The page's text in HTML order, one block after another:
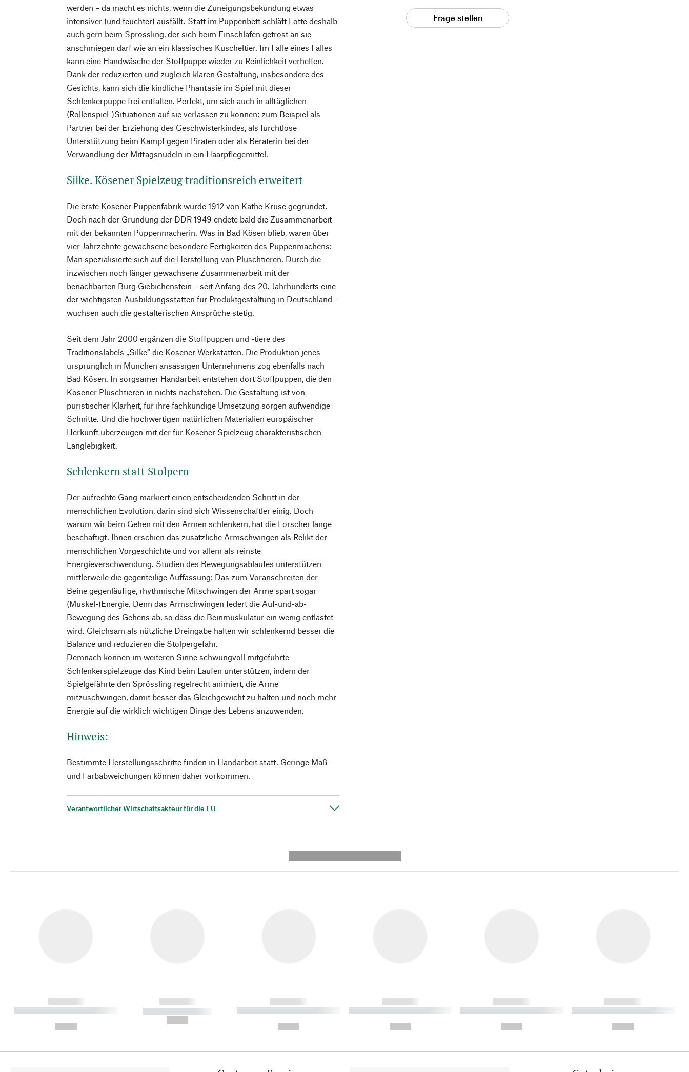
werden – da macht es nichts, wenn die Zuneigungsbekundung etwas
intensiver (und feuchter) ausfällt. Statt im Puppenbett schläft Lotte deshalb
auch gern beim Sprössling, der sich beim Einschlafen getrost an sie
anschmiegen darf wie an ein klassisches Kuscheltier. Im Falle eines Falles
kann eine Handwäsche der Stoffpuppe wieder zu Reinlichkeit verhelfen.
Dank der reduzierten und zugleich klaren Gestaltung, insbesondere des
Gesichts, kann sich die kindliche Phantasie im Spiel mit dieser
Schlenkerpuppe frei entfalten. Perfekt, um sich auch in alltäglichen
(Rollenspiel-)Situationen auf sie verlassen zu können: zum Beispiel als
Partner bei der Erziehung des Geschwisterkindes, als furchtlose
Unterstützung beim Kampf gegen Piraten oder als Beraterin bei der
Verwandlung der Mittagsnudeln in ein Haarpflegemittel.
Silke. Kösener Spielzeug traditionsreich erweitert
Die erste Kösener Puppenfabrik wurde 1912 von Käthe Kruse gegründet.
Doch nach der Gründung der DDR 1949 endete bald die Zusammenarbeit
mit der bekannten Puppenmacherin. Was in Bad Kösen blieb, waren über
vier Jahrzehnte gewachsene besondere Fertigkeiten des Puppenmachens:
Man spezialisierte sich auf die Herstellung von Plüschtieren. Durch die
inzwischen noch länger gewachsene Zusammenarbeit mit der
benachbarten Burg Giebichenstein – seit Anfang des 20. Jahrhunderts eine
der wichtigsten Ausbildungsstätten für Produktgestaltung in Deutschland –
wuchsen auch die gestalterischen Ansprüche stetig.
Seit dem Jahr 2000 ergänzen die Stoffpuppen und -tiere des
Traditionslabels „Silke“ die Kösener Werkstätten. Die Produktion jenes
ursprünglich in München ansässigen Unternehmens zog ebenfalls nach
Bad Kösen. In sorgsamer Handarbeit entstehen dort Stoffpuppen, die den
Kösener Plüschtieren in nichts nachstehen. Die Gestaltung ist von
puristischer Klarheit, für ihre fachkundige Umsetzung sorgen aufwendige
Schnitte. Und die hochwertigen natürlichen Materialien europäischer
Herkunft überzeugen mit der für Kösener Spielzeug charakteristischen
Langlebigkeit.
Schlenkern statt Stolpern
Der aufrechte Gang markiert einen entscheidenden Schritt in der
menschlichen Evolution, darin sind sich Wissenschaftler einig. Doch
warum wir beim Gehen mit den Armen schlenkern, hat die Forscher lange
beschäftigt. Ihnen erschien das zusätzliche Armschwingen als Relikt der
menschlichen Vorgeschichte und vor allem als reinste
Energieverschwendung. Studien des Bewegungsablaufes unterstützen
mittlerweile die gegenteilige Auffassung: Das zum Voranschreiten der
Beine gegenläufige, rhythmische Mitschwingen der Arme spart sogar
(Muskel-)Energie. Denn das Armschwingen federt die Auf-und-ab-
Bewegung des Gehens ab, so dass die Beinmuskulatur ein wenig entlastet
wird. Gleichsam als nützliche Dreingabe halten wir schlenkernd besser die
Balance und reduzieren die Stolpergefahr.
Demnach können im weiteren Sinne schwungvoll mitgeführte
Schlenkerspielzeuge das Kind beim Laufen unterstützen, indem der
Spielgefährte den Sprössling regelrecht animiert, die Arme
mitzuschwingen, damit besser das Gleichgewicht zu halten und noch mehr
Energie auf die wirklich wichtigen Dinge des Lebens anzuwenden.
Hinweis:
Bestimmte Herstellungsschritte finden in Handarbeit statt. Geringe Maß-
und Farbabweichungen können daher vorkommen.
Verantwortlicher Wirtschaftsakteur für die EU
Frage stellen
------------
----------- ----------- ----------
------------
----------- -----------
------------
----------- ----------- ----------
------------
----------- ----------- ----------
------------
----------- ----------- ----------
------------
----------- ----------- ----------